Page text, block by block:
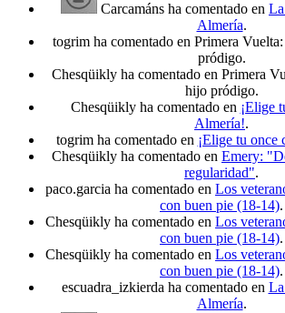
Carcamáns ha comentado en
Almería.
togrim ha comentado en Primera
pródigo.
Chesqüikly ha comentado en Primera
hijo pródigo.
Chesqüikly ha comentado en ¡Elige
Almería!.
togrim ha comentado en ¡Elige tu once
Chesqüikly ha comentado en Emery:
regularidad".
paco.garcia ha comentado en Los
con buen pie (18-14).
Chesqüikly ha comentado en Los
con buen pie (18-14).
Chesqüikly ha comentado en Los
con buen pie (18-14).
escuadra_izkierda ha comentado en
Almería.